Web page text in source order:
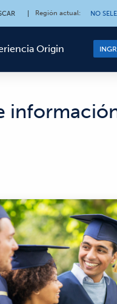
Región actual: NO
Origin